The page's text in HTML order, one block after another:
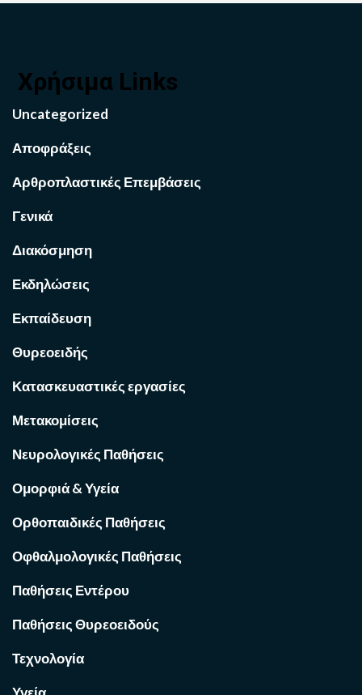
Χρήσιμα Links
Uncategorized
Αποφράξεις
Αρθροπλαστικές Επεμβάσεις
Γενικά
Διακόσμηση
Εκδηλώσεις
Εκπαίδευση
Θυρεοειδής
Κατασκευαστικές εργασίες
Μετακομίσεις
Νευρολογικές Παθήσεις
Ομορφιά & Υγεία
Ορθοπαιδικές Παθήσεις
Οφθαλμολογικές Παθήσεις
Παθήσεις Εντέρου
Παθήσεις Θυρεοειδούς
Τεχνολογία